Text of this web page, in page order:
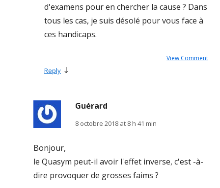
d'examens pour en chercher la cause ? Dans
tous les cas, je suis désolé pour vous face à
ces handicaps.
View Comment
Reply ↓
Guérard
8 octobre 2018 at 8 h 41 min
Bonjour,
le Quasym peut-il avoir l'effet inverse, c'est -à-
dire provoquer de grosses faims ?